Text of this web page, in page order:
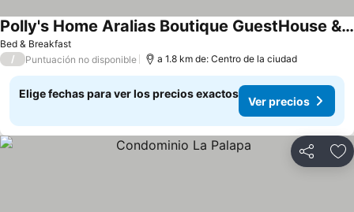
Bed & Breakfast
Polly's Home Aralias Boutique GuestHouse & PrivateSuites
Ver precios
/ Puntuación no disponible a 1.8 km de: Centro de la ciudad
Elige fechas para ver los precios exactos
Ver precios
Compartir